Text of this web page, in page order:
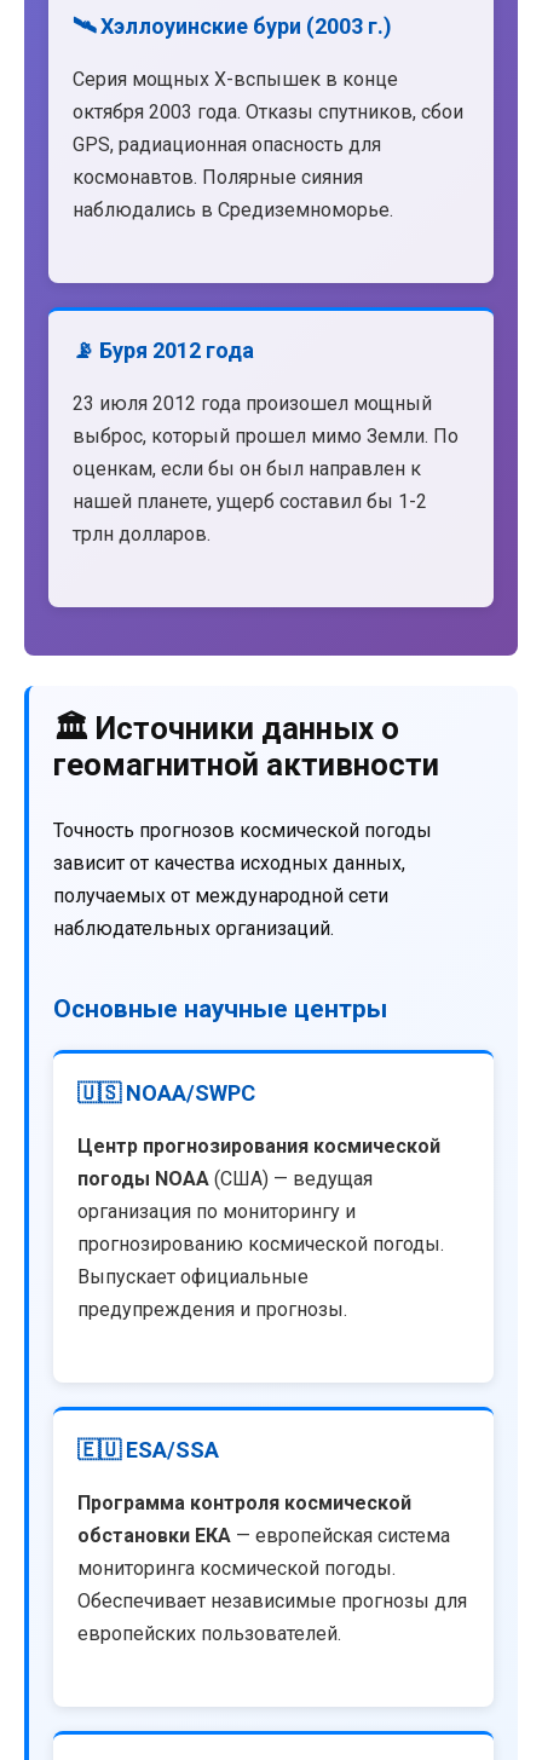
🛰️ Хэллоуинские бури (2003 г.)
Серия мощных X-вспышек в конце
октября 2003 года. Отказы спутников, сбои
GPS, радиационная опасность для
космонавтов. Полярные сияния
наблюдались в Средиземноморье.
📡 Буря 2012 года
23 июля 2012 года произошел мощный
выброс, который прошел мимо Земли. По
оценкам, если бы он был направлен к
нашей планете, ущерб составил бы 1-2
трлн долларов.
🏛️ Источники данных о
геомагнитной активности
Точность прогнозов космической погоды
зависит от качества исходных данных,
получаемых от международной сети
наблюдательных организаций.
Основные научные центры
🇺🇸 NOAA/SWPC
Центр прогнозирования космической
погоды NOAA (США) — ведущая
организация по мониторингу и
прогнозированию космической погоды.
Выпускает официальные
предупреждения и прогнозы.
🇪🇺 ESA/SSA
Программа контроля космической
обстановки ЕКА — европейская система
мониторинга космической погоды.
Обеспечивает независимые прогнозы для
европейских пользователей.